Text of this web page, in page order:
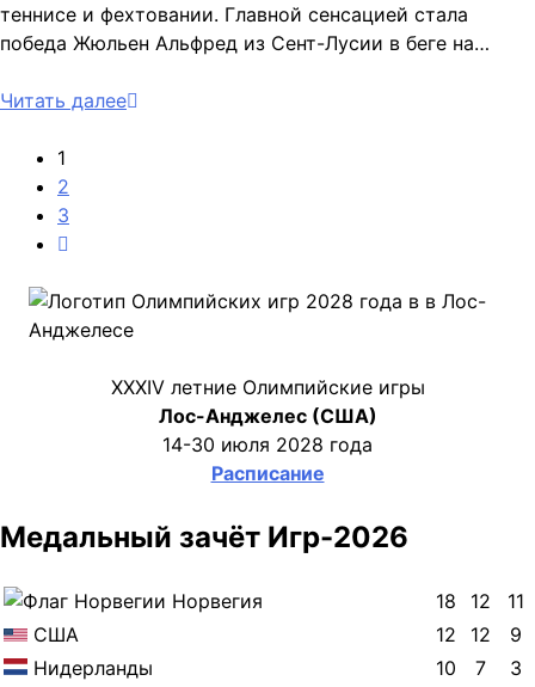
теннисе и фехтовании. Главной сенсацией стала
победа Жюльен Альфред из Сент-Лусии в беге на…
Читать далее
1
2
3
XXXIV летние Олимпийские игры
Лос-Анджелес (США)
14-30 июля 2028 года
Расписание
Медальный зачёт Игр-2026
Норвегия 18 12
11
США
12 12
9
Нидерланды
10 7
3